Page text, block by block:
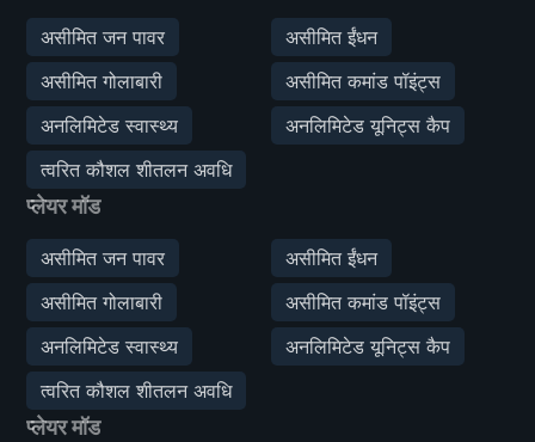
असीमित जन पावर
असीमित ईंधन
असीमित गोलाबारी
असीमित कमांड पॉइंट्स
अनलिमिटेड स्वास्थ्य
अनलिमिटेड यूनिट्स कैप
त्वरित कौशल शीतलन अवधि
प्लेयर मॉड
असीमित जन पावर
असीमित ईंधन
असीमित गोलाबारी
असीमित कमांड पॉइंट्स
अनलिमिटेड स्वास्थ्य
अनलिमिटेड यूनिट्स कैप
त्वरित कौशल शीतलन अवधि
प्लेयर मॉड